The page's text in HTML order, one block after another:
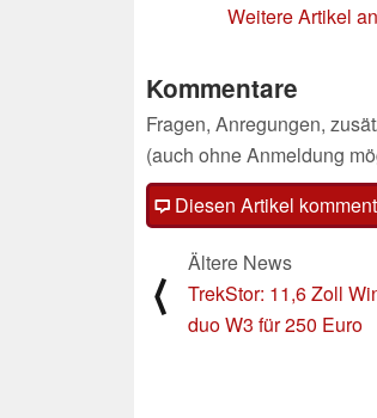
Weitere Artikel
Kommentare
Fragen, Anregungen,
(auch ohne Anmeldung
Diesen Artikel
⟨
Ältere News
TrekStor: 11,6 Zoll
duo W3 für 250 Euro